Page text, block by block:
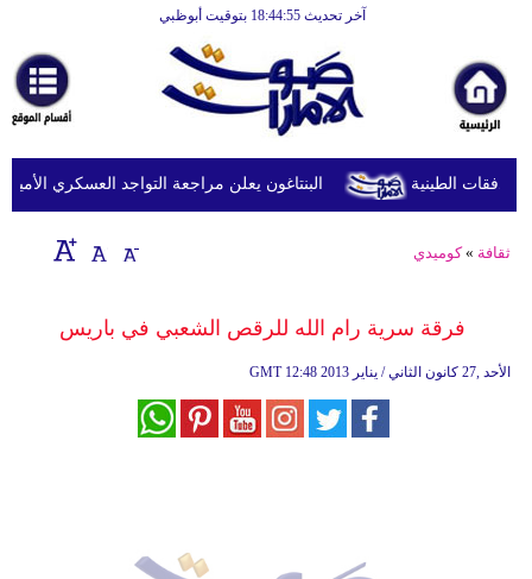
آخر تحديث 18:44:55 بتوقيت أبوظبي
أخبارعاجلة
رياضة
ثقافة
إقتصاد
وموسيقى
البنتاغون يعلن مراجعة التواجد العسكري
ثقافة »كوميدي
فرقة سرية رام الله للرقص الشعبي في باريس
GMT 12:48 2013 الأحد ,27 كانون الثاني / يناير